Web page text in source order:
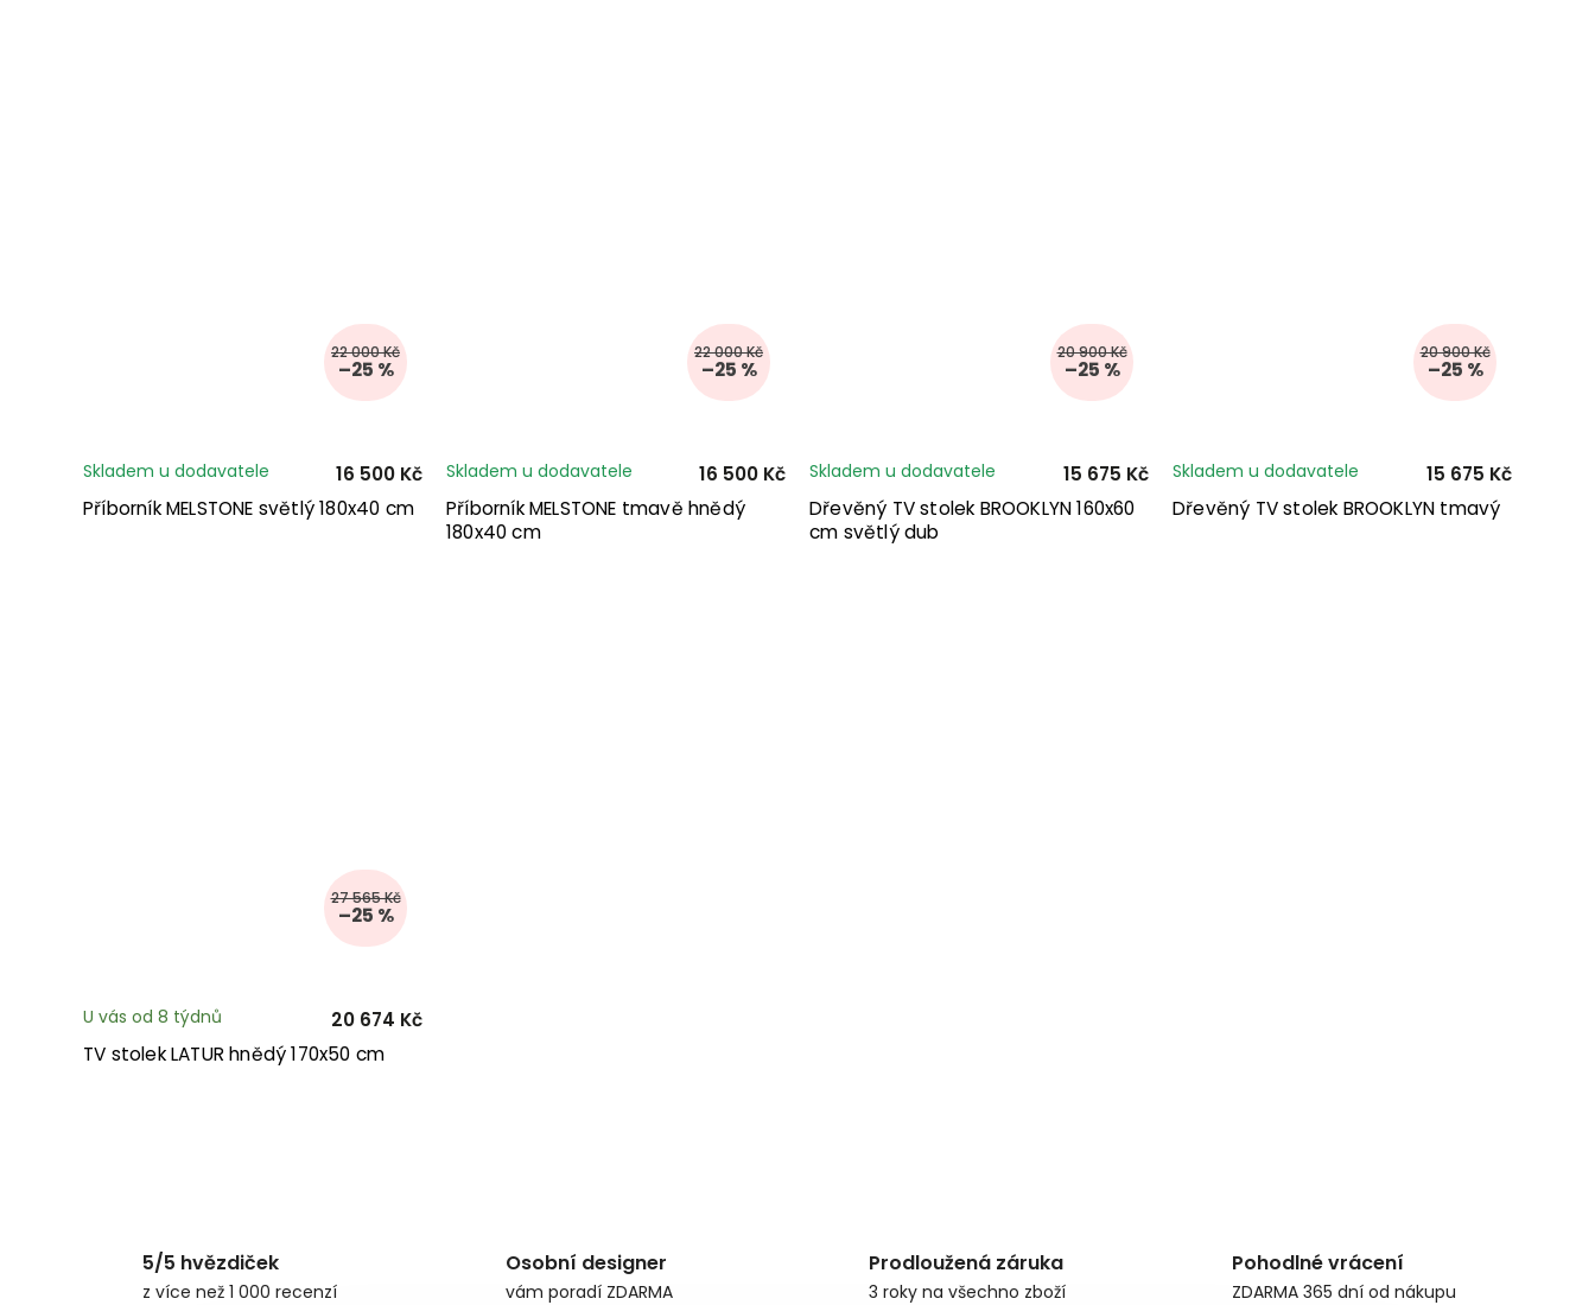
22 000 Kč
–25 %
Příborník MELSTONE světlý 180x40 cm
Skladem u dodavatele 16 500 Kč
22 000 Kč
–25 %
Příborník MELSTONE tmavě hnědý
180x40 cm
Skladem u dodavatele 16 500 Kč
20 900 Kč
–25 %
Dřevěný TV stolek BROOKLYN 160x60
cm světlý dub
Skladem u dodavatele 15 675 Kč
20 900 Kč
–25 %
Dřevěný TV stolek BROOKLYN tmavý
Skladem u dodavatele 15 675 Kč
27 565 Kč
–25 %
TV stolek LATUR hnědý 170x50 cm
U vás od 8 týdnů 20 674 Kč
5/5 hvězdiček
z více než 1 000 recenzí
Osobní designer
vám poradí ZDARMA
Prodloužená záruka
3 roky na všechno zboží
Pohodlné vrácení
ZDARMA 365 dní od nákupu